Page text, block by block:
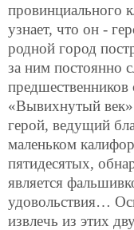
провинциального
узнает, что он -
родной город
за ним постоянно
предшественников
«Вывихнутый
герой, ведущий
маленьком
пятидесятых,
является
удовольствия…
извлечь из этих